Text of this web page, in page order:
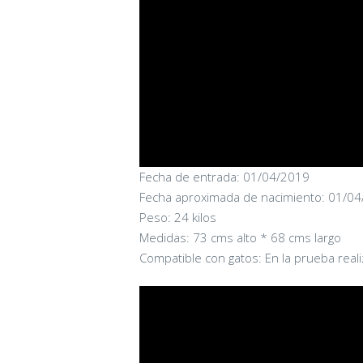
Fecha de entrada: 01/04/2019
Fecha aproximada de nacimiento: 01/
Peso: 24 kilos
Medidas: 73 cms alto * 68 cms largo
Compatible con gatos: En la prueba